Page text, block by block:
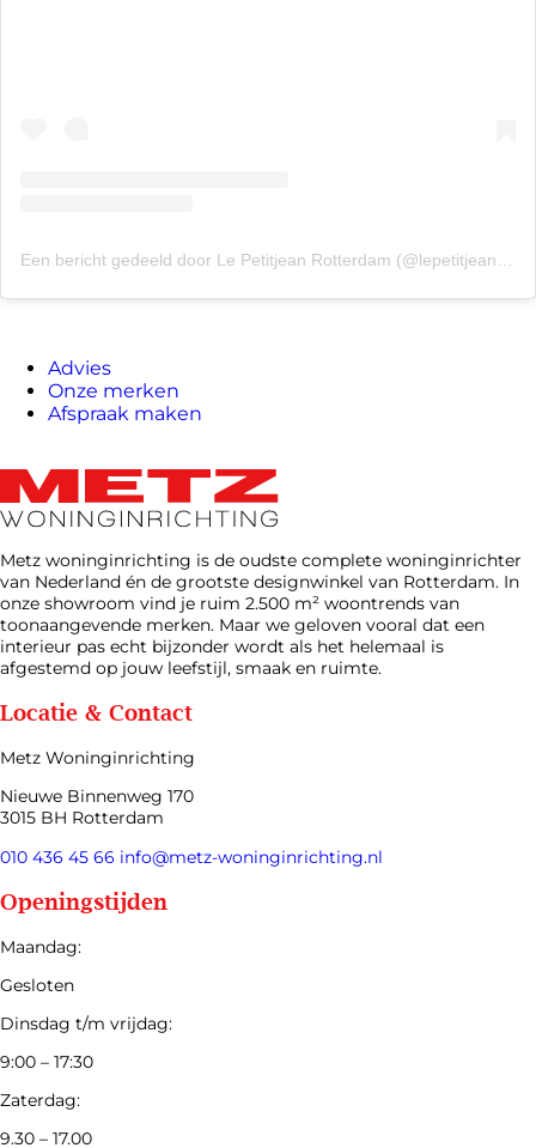
Advies
Onze merken
Afspraak maken
Metz woninginrichting is de oudste complete woninginrichter
van Nederland én de grootste designwinkel van Rotterdam. In
onze showroom vind je ruim 2.500 m² woontrends van
toonaangevende merken. Maar we geloven vooral dat een
interieur pas echt bijzonder wordt als het helemaal is
afgestemd op jouw leefstijl, smaak en ruimte.
Locatie & Contact
Metz Woninginrichting
Nieuwe Binnenweg 170
3015 BH Rotterdam
010 436 45 66 info@metz-woninginrichting.nl
Openingstijden
Maandag:
Gesloten
Dinsdag t/m vrijdag:
9:00 – 17:30
Zaterdag:
9.30 – 17.00